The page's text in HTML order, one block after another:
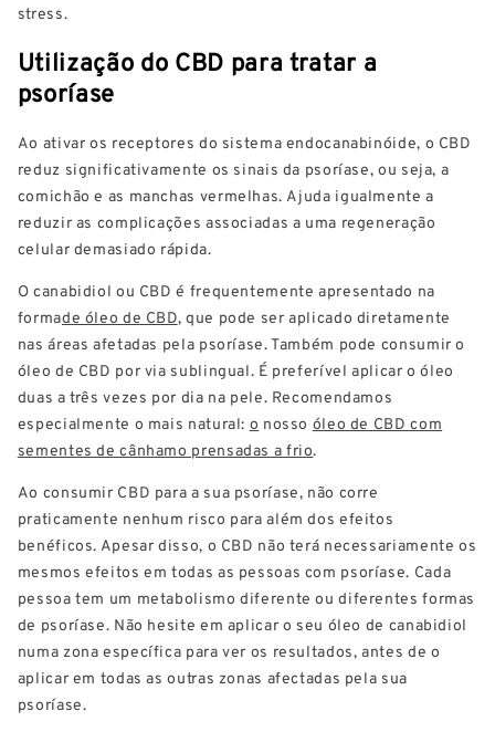
stress.
Utilização do CBD para tratar a
psoríase
Ao ativar os receptores do sistema endocanabinóide, o CBD
reduz significativamente os sinais da psoríase, ou seja, a
comichão e as manchas vermelhas. Ajuda igualmente a
reduzir as complicações associadas a uma regeneração
celular demasiado rápida.
O canabidiol ou CBD é frequentemente apresentado na
formade óleo de CBD, que pode ser aplicado diretamente
nas áreas afetadas pela psoríase. Também pode consumir o
óleo de CBD por via sublingual. É preferível aplicar o óleo
duas a três vezes por dia na pele. Recomendamos
especialmente o mais natural: o nosso óleo de CBD com
sementes de cânhamo prensadas a frio.
Ao consumir CBD para a sua psoríase, não corre
praticamente nenhum risco para além dos efeitos
benéficos. Apesar disso, o CBD não terá necessariamente os
mesmos efeitos em todas as pessoas com psoríase. Cada
pessoa tem um metabolismo diferente ou diferentes formas
de psoríase. Não hesite em aplicar o seu óleo de canabidiol
numa zona específica para ver os resultados, antes de o
aplicar em todas as outras zonas afectadas pela sua
psoríase.